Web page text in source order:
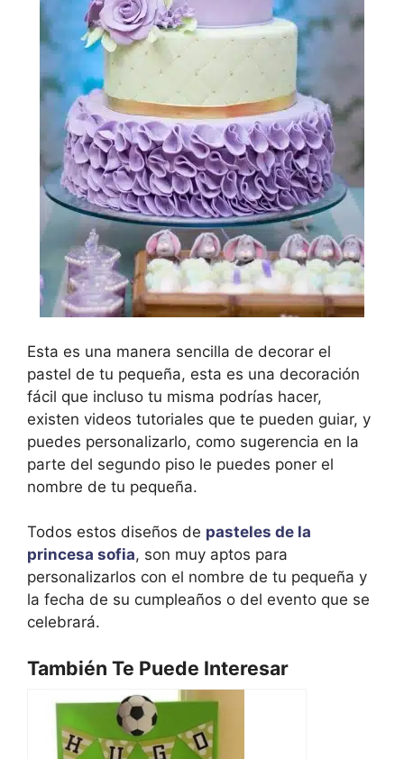
Esta es una manera sencilla de decorar el
pastel de tu pequeña, esta es una decoración
fácil que incluso tu misma podrías hacer,
existen videos tutoriales que te pueden guiar, y
puedes personalizarlo, como sugerencia en la
parte del segundo piso le puedes poner el
nombre de tu pequeña.
Todos estos diseños de pasteles de la
princesa sofia, son muy aptos para
personalizarlos con el nombre de tu pequeña y
la fecha de su cumpleaños o del evento que se
celebrará.
También Te Puede Interesar